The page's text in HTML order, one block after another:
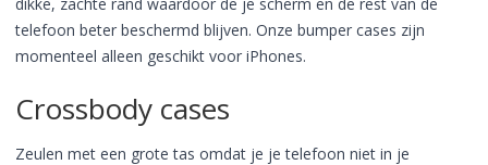
telefoon beter beschermd blijven. Onze bumper cases zijn
momenteel alleen geschikt voor iPhones.
Crossbody cases
Zeulen met een grote tas omdat je je telefoon niet in je